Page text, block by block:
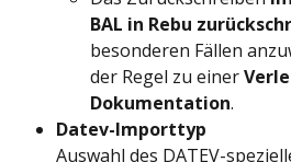
BAL in Rebu
besonderen Fällen
der Regel zu einer
Dokumentation.
Datev-Importtyp
Auswahl des DATEV-